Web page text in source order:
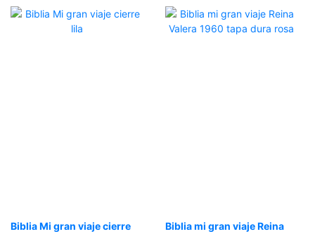
Biblia Mi gran viaje cierre
Biblia mi gran viaje Reina